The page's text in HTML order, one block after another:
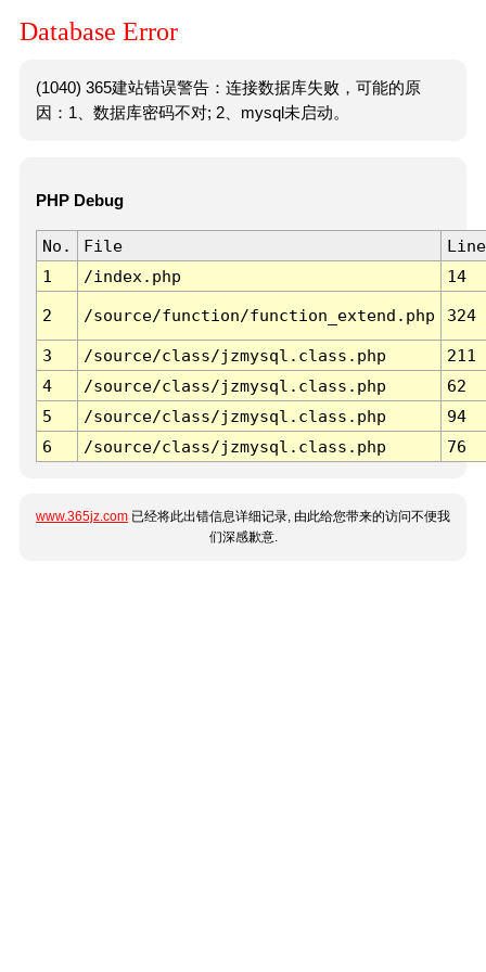
Database Error
(1040) 365建站错误警告：连接数据库失败，可能的原
因：1、数据库密码不对; 2、mysql未启动。
PHP Debug
No. File
Line
1
/index.php 14
2 /source/function/function_extend.php 324
3 /source/class/jzmysql.class.php
211
4
/source/class/jzmysql.class.php
62
5
/source/class/jzmysql.class.php
94
6
/source/class/jzmysql.class.php 76
www.365jz.com 已经将此出错信息详细记录, 由此给您带来的访问不便我
们深感歉意.